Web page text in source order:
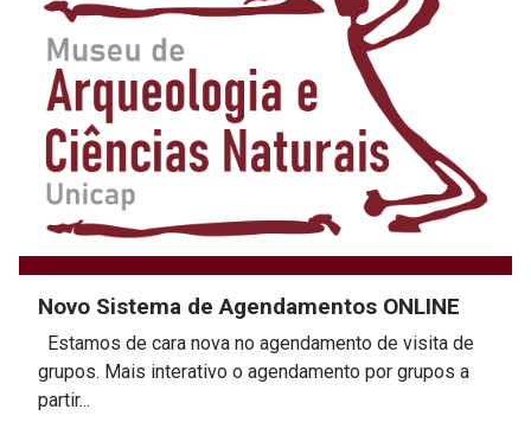
Novo Sistema de Agendamentos ONLINE
grupos. Mais interativo o agendamento por grupos a
partir...